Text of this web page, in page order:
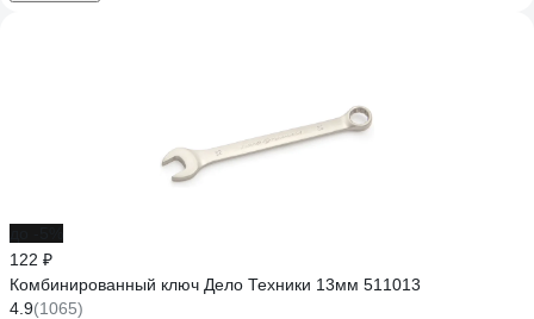
122 ₽
Комбинированный ключ Дело Техники 13мм 511013
4.9(1065)